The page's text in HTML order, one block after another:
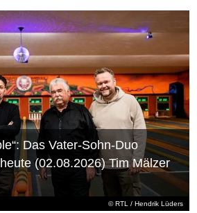
©RTL / Hendrik Lüders
Das Vater-Sohn-Duo
(02.08.2026) Tim Mälzer